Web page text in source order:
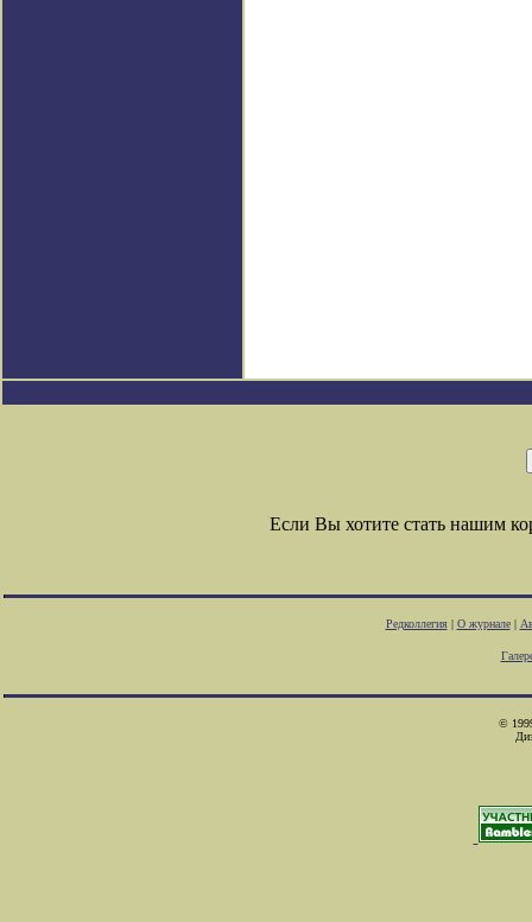
Если Вы хотите стать нашим
Редколлегия| О журнале|
©